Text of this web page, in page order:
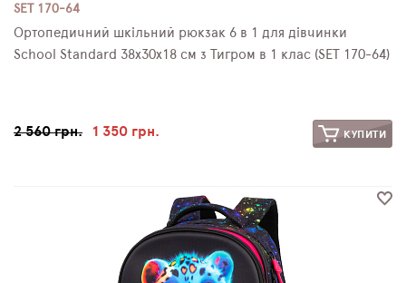
SET 170-64
Ортопедичний шкільний рюкзак 6 в 1 для дівчинки
School Standard 38х30х18 см з Тигром в 1 клас (SET 170-64)
2 560 грн. 1 350 грн. КУПИТИ